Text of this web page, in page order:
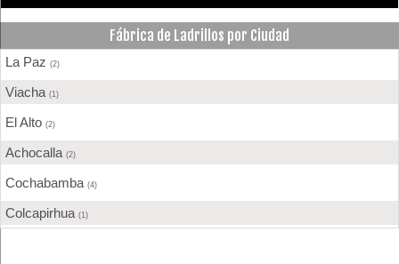
Fábrica de Ladrillos por Ciudad
La Paz (2)
Viacha (1)
El Alto (2)
Achocalla (2)
Cochabamba (4)
Colcapirhua (1)